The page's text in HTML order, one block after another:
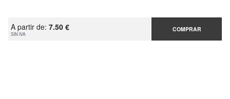
A partir de: 7.50 €
SIN IVA
COMPRAR